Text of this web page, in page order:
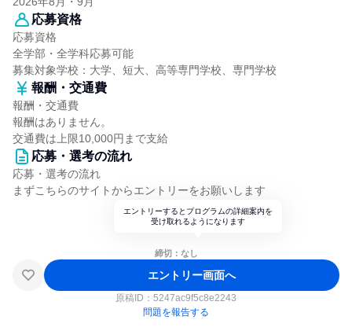
応募資格
応募資格
全学部・全学科応募可能
募集対象学校：大学、短大、高等専門学校、専門学校
報酬・交通費
報酬・交通費
報酬はありません。
交通費は上限10,000円まで支給
応募・選考の流れ
応募・選考の流れ
まずこちらのサイトからエントリーをお願いします
エントリーするとプログラムの詳細案内を
受け取れるようになります
締切：なし
エントリー画面へ
原稿ID： 5247ac9f5c8e2243
問題を報告する